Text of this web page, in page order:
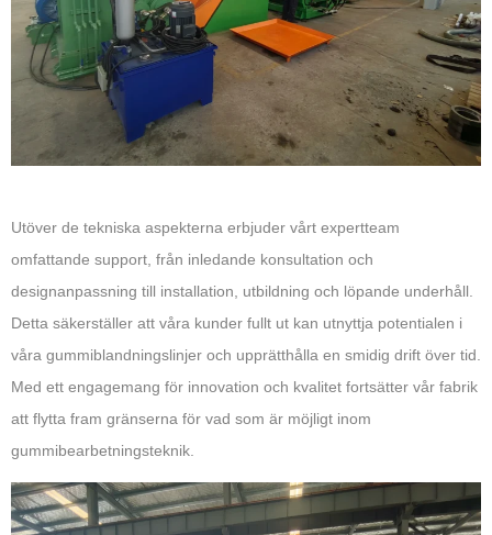
Utöver de tekniska aspekterna erbjuder vårt expertteam
omfattande support, från inledande konsultation och
designanpassning till installation, utbildning och löpande underhåll.
Detta säkerställer att våra kunder fullt ut kan utnyttja potentialen i
våra gummiblandningslinjer och upprätthålla en smidig drift över tid.
Med ett engagemang för innovation och kvalitet fortsätter vår fabrik
att flytta fram gränserna för vad som är möjligt inom
gummibearbetningsteknik.